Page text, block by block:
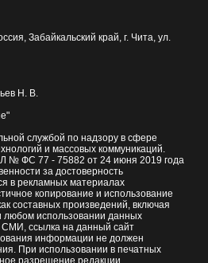
Забайкальский край, г. Чита ул.
Н. В.
службой по надзору в сфере
и массовых коммуникаций.
№ ФС 77 - 75882 от 24 июня 2019 года
за достоверность
в рекламных материалах
копирование и использование
составных произведений, включая
любом использовании данных
СМИ, ссылка на данный сайт
информации не должен
При использовании в печатных
разрешение редакции.